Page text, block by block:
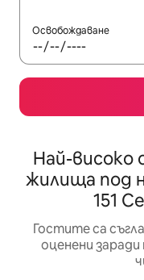
Освобождаване
Най-високо
жилища под
151
Гостите са
оценени